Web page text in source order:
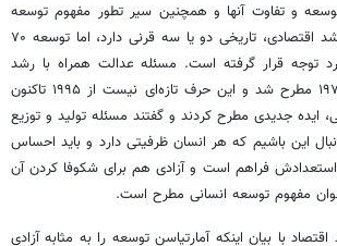
و تفاوت آنها و همچنین سیر تطور مفهوم توسعه
خاطرنشان کرد: مفهوم رشد اقتصادی، تاریخی دو یا سه قرنی دارد، اما توسعه ۷۰
توجه قرار گرفته است. مسئله عدالت همراه با رشد
اقتصادی هم، از سال ۱۹۷۵ مطرح شد و این حرف تازه‌ای نیست از ۱۹۹۵ تاکنون
ایده جدیدی مطرح کردند و گفتند مسئله تولید و توزیع
این باشیم که هر انسان ظرفیتی دارد و باید احساس
فراهم است و آزادی هم برای شکوفا کردن آن
مفهوم توسعه انسانی مطرح است.
با بیان اینکه آمارتیاسن توسعه را به مثابه آزادی